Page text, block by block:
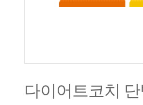
다이어트코치